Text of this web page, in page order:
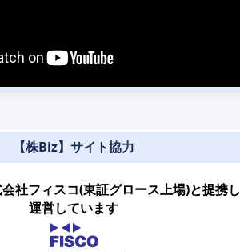
【株Biz】サイト協力
会社フィスコ(東証グロース上場)と提携
運営しています